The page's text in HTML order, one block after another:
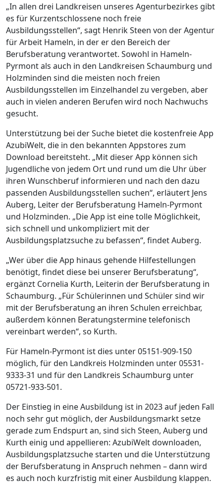
„In allen drei Landkreisen unseres Agenturbezirkes gibt
es für Kurzentschlossene noch freie
Ausbildungsstellen“, sagt Henrik Steen von der Agentur
für Arbeit Hameln, in der er den Bereich der
Berufsberatung verantwortet. Sowohl in Hameln-
Pyrmont als auch in den Landkreisen Schaumburg und
Holzminden sind die meisten noch freien
Ausbildungsstellen im Einzelhandel zu vergeben, aber
auch in vielen anderen Berufen wird noch Nachwuchs
gesucht.
Unterstützung bei der Suche bietet die kostenfreie App
AzubiWelt, die in den bekannten Appstores zum
Download bereitsteht. „Mit dieser App können sich
Jugendliche von jedem Ort und rund um die Uhr über
ihren Wunschberuf informieren und nach den dazu
passenden Ausbildungsstellen suchen“, erläutert Jens
Auberg, Leiter der Berufsberatung Hameln-Pyrmont
und Holzminden. „Die App ist eine tolle Möglichkeit,
sich schnell und unkompliziert mit der
Ausbildungsplatzsuche zu befassen“, findet Auberg.
„Wer über die App hinaus gehende Hilfestellungen
benötigt, findet diese bei unserer Berufsberatung“,
ergänzt Cornelia Kurth, Leiterin der Berufsberatung in
Schaumburg. „Für Schülerinnen und Schüler sind wir
mit der Berufsberatung an ihren Schulen erreichbar,
außerdem können Beratungstermine telefonisch
vereinbart werden“, so Kurth.
Für Hameln-Pyrmont ist dies unter 05151-909-150
möglich, für den Landkreis Holzminden unter 05531-
9333-31 und für den Landkreis Schaumburg unter
05721-933-501.
Der Einstieg in eine Ausbildung ist in 2023 auf jeden Fall
noch sehr gut möglich, der Ausbildungsmarkt setze
gerade zum Endspurt an, sind sich Steen, Auberg und
Kurth einig und appellieren: AzubiWelt downloaden,
Ausbildungsplatzsuche starten und die Unterstützung
der Berufsberatung in Anspruch nehmen – dann wird
es auch noch kurzfristig mit einer Ausbildung klappen.